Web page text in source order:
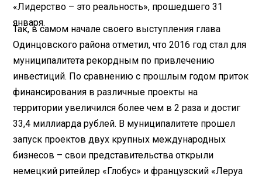
«Лидерство – это реальность», прошедшего 31
января.
Так, в самом начале своего выступления глава
Одинцовского района отметил, что 2016 год стал для
муниципалитета рекордным по привлечению
инвестиций. По сравнению с прошлым годом приток
финансирования в различные проекты на
территории увеличился более чем в 2 раза и достиг
33,4 миллиарда рублей. В муниципалитете прошел
запуск проектов двух крупных международных
бизнесов – свои представительства открыли
немецкий ритейлер «Глобус» и французский «Леруа